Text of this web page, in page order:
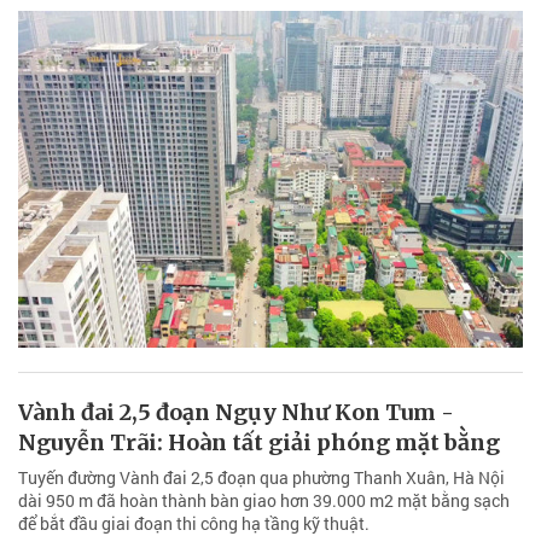
Vành đai 2,5 đoạn Ngụy Như Kon Tum -
Nguyễn Trãi: Hoàn tất giải phóng mặt bằng
Tuyến đường Vành đai 2,5 đoạn qua phường Thanh Xuân, Hà Nội
dài 950 m đã hoàn thành bàn giao hơn 39.000 m2 mặt bằng sạch
để bắt đầu giai đoạn thi công hạ tầng kỹ thuật.